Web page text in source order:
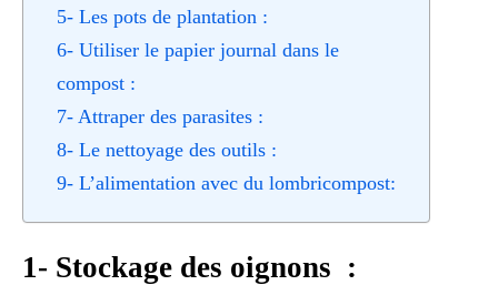
5- Les pots de plantation :
6- Utiliser le papier journal dans le
compost :
7- Attraper des parasites :
8- Le nettoyage des outils :
9- L’alimentation avec du lombricompost:
1- Stockage des oignons :